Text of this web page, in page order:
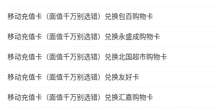
移动充值卡（面值千万别选错）兑换包百购物卡
移动充值卡（面值千万别选错）兑换永盛成购物卡
移动充值卡（面值千万别选错）兑换北国超市购物卡
移动充值卡（面值千万别选错）兑换友好卡
移动充值卡（面值千万别选错）兑换汇嘉购物卡